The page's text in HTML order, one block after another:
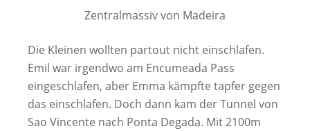
Zentralmassiv von Madeira
Die Kleinen wollten partout nicht einschlafen.
Emil war irgendwo am Encumeada Pass
eingeschlafen, aber Emma kämpfte tapfer gegen
das einschlafen. Doch dann kam der Tunnel von
Sao Vincente nach Ponta Degada. Mit 2100m